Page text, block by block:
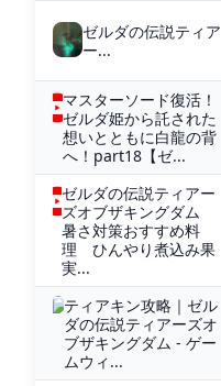
ゼルダの伝説ティア
ー...
マスターソード復活！
ゼルダ姫から託された
想いとともに白龍の背
へ！part18【ゼ...
ゼルダの伝説ティアー
ズオブザキングダム
暑さ対策おすすめ料
理 ひんやり煮込み果
実...
ティアキン攻略｜ゼル
ダの伝説ティアーズオ
ブザキングダム - ゲー
ムウィ...